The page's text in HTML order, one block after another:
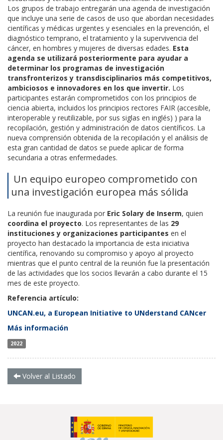
Los grupos de trabajo entregarán una agenda de investigación
que incluye una serie de casos de uso que abordan necesidades
científicas y médicas urgentes y esenciales en la prevención, el
diagnóstico temprano, el tratamiento y la supervivencia del
cáncer, en hombres y mujeres de diversas edades. Esta
agenda se utilizará posteriormente para ayudar a
determinar los programas de investigación
transfronterizos y transdisciplinarios más competitivos,
ambiciosos e innovadores en los que invertir. Los
participantes estarán comprometidos con los principios de
ciencia abierta, incluidos los principios rectores FAIR (accesible,
interoperable y reutilizable, por sus siglas en inglés) ) para la
recopilación, gestión y administración de datos científicos. La
nueva comprensión obtenida de la recopilación y el análisis de
esta gran cantidad de datos se puede aplicar de forma
secundaria a otras enfermedades.
Un equipo europeo comprometido con
una investigación europea más sólida
La reunión fue inaugurada por Eric Solary de Inserm, quien
coordina el proyecto. Los representantes de las 29
instituciones y organizaciones participantes en el
proyecto han destacado la importancia de esta iniciativa
científica, renovando su compromiso y apoyo al proyecto
mientras que el punto central de la reunión fue la presentación
de las actividades que los socios llevarán a cabo durante el 15
mes de este proyecto.
Referencia artículo:
UNCAN.eu, a European Initiative to UNderstand CANcer
Más información
2022
Volver al Listado